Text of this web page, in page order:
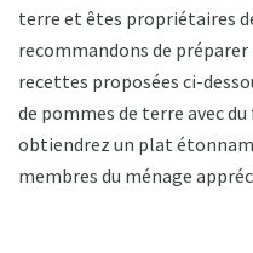
terre et êtes propriétaires
recommandons de
recettes proposées ci-
de pommes de terre avec
obtiendrez un plat
membres du ménage